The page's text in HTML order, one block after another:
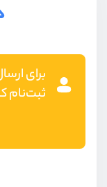
برای
ثبت‌نام